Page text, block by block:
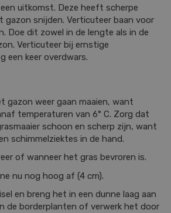
uitkomst. Deze heeft scherpe
gazon snijden. Verticuteer baan voor
Doe dit zowel in de lengte als in de
Verticuteer bij ernstige
een keer overdwars.
gazon weer gaan maaien, want
temperaturen van 6° C. Zorg dat
schoon en scherp zijn, want
schimmelziektes in de hand.
of wanneer het gras bevroren is.
nu nog hoog af (4 cm).
en breng het in een dunne laag aan
de borderplanten of verwerk het door